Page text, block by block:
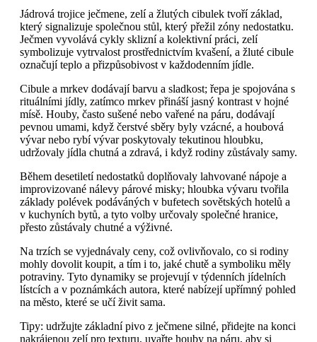
Jádrová trojice ječmene, zelí a žlutých cibulek tvoří základ,
který signalizuje společnou stůl, který přežil zóny nedostatku.
Ječmen vyvolává cykly sklizní a kolektivní práci, zelí
symbolizuje vytrvalost prostřednictvím kvašení, a žluté cibule
označují teplo a přizpůsobivost v každodenním jídle.
Cibule a mrkev dodávají barvu a sladkost; řepa je spojována s
rituálními jídly, zatímco mrkev přináší jasný kontrast v hojné
mísě. Houby, často sušené nebo vařené na páru, dodávají
pevnou umami, když čerstvé sběry byly vzácné, a houbová
vývar nebo rybí vývar poskytovaly tekutinou hloubku,
udržovaly jídla chutná a zdravá, i když rodiny zůstávaly samy.
Během desetiletí nedostatků doplňovaly lahvované nápoje a
improvizované nálevy párové misky; hloubka vývaru tvořila
základy polévek podáváných v bufetech sovětských hotelů a
v kuchyních bytů, a tyto volby určovaly společné hranice,
přesto zůstávaly chutné a výživné.
Na trzích se vyjednávaly ceny, což ovlivňovalo, co si rodiny
mohly dovolit koupit, a tím i to, jaké chutě a symboliku měly
potraviny. Tyto dynamiky se projevují v týdenních jídelních
lístcích a v poznámkách autora, které nabízejí upřímný pohled
na město, které se učí živit sama.
Tipy: udržujte základní pivo z ječmene silné, přidejte na konci
nakrájenou zelí pro texturu, uvařte houby na páru, aby si